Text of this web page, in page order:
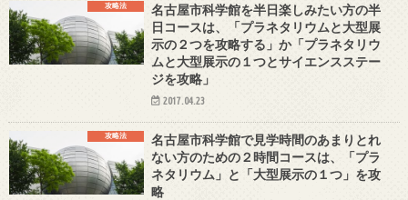
攻略法
名古屋市科学館を半日楽しみたい方の半
日コースは、「プラネタリウムと大型展
示の２つを攻略する」か「プラネタリウ
ムと大型展示の１つとサイエンスステー
ジを攻略」
2017.04.23
攻略法
名古屋市科学館で見学時間のあまりとれ
ない方のための２時間コースは、「プラ
ネタリウム」と「大型展示の１つ」を攻
略